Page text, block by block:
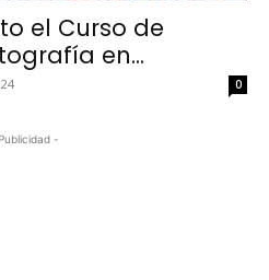
el Curso de
en...
0
-